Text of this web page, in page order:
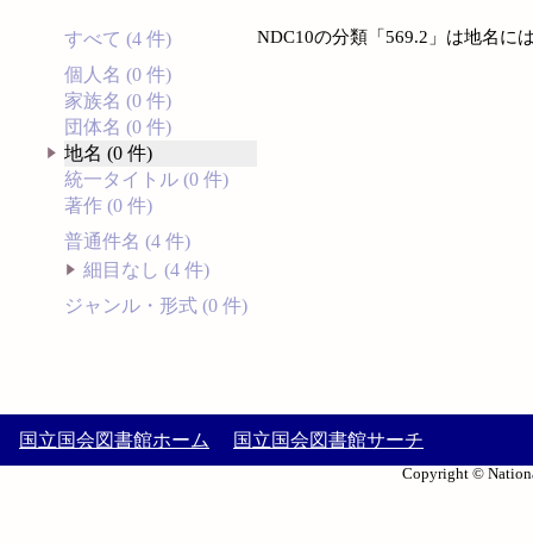
すべて (4 件)
個人名 (0 件)
家族名 (0 件)
団体名 (0 件)
地名 (0 件)
統一タイトル (0 件)
著作 (0 件)
普通件名 (4 件)
細目なし (4 件)
ジャンル・形式 (0 件)
NDC10の分類「569.2」は地名に
国立国会図書館ホーム 国立国会図書館サーチ
Copyright ©